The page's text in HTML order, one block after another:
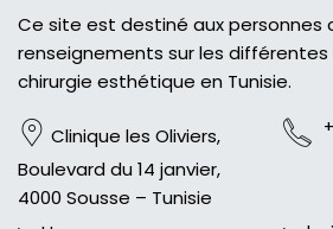
Ce site est destiné aux personnes
renseignements sur les
chirurgie esthétique en Tunisie.
Clinique les Oliviers,
Boulevard du 14 janvier,
4000 Sousse – Tunisie